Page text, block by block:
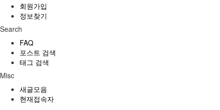
회원가입
정보찾기
Search
FAQ
포스트 검색
태그 검색
Misc
새글모음
현재접속자